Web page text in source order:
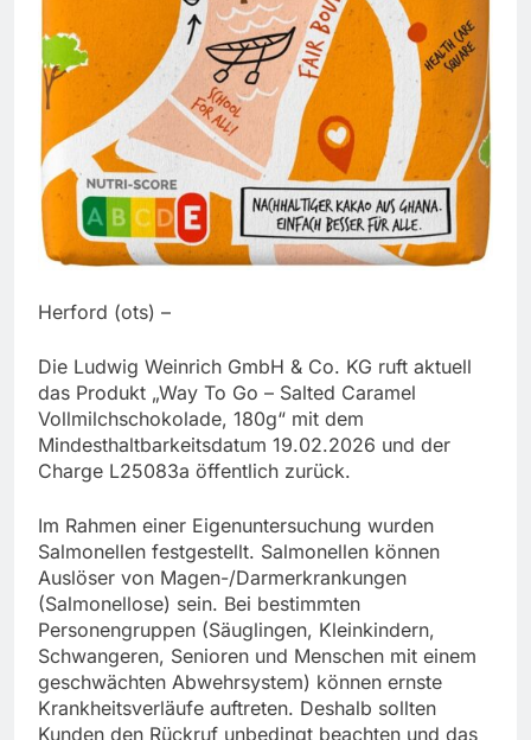
Herford (ots) –
Die Ludwig Weinrich GmbH & Co. KG ruft aktuell
das Produkt „Way To Go – Salted Caramel
Vollmilchschokolade, 180g“ mit dem
Mindesthaltbarkeitsdatum 19.02.2026 und der
Charge L25083a öffentlich zurück.
Im Rahmen einer Eigenuntersuchung wurden
Salmonellen festgestellt. Salmonellen können
Auslöser von Magen-/Darmerkrankungen
(Salmonellose) sein. Bei bestimmten
Personengruppen (Säuglingen, Kleinkindern,
Schwangeren, Senioren und Menschen mit einem
geschwächten Abwehrsystem) können ernste
Krankheitsverläufe auftreten. Deshalb sollten
Kunden den Rückruf unbedingt beachten und das